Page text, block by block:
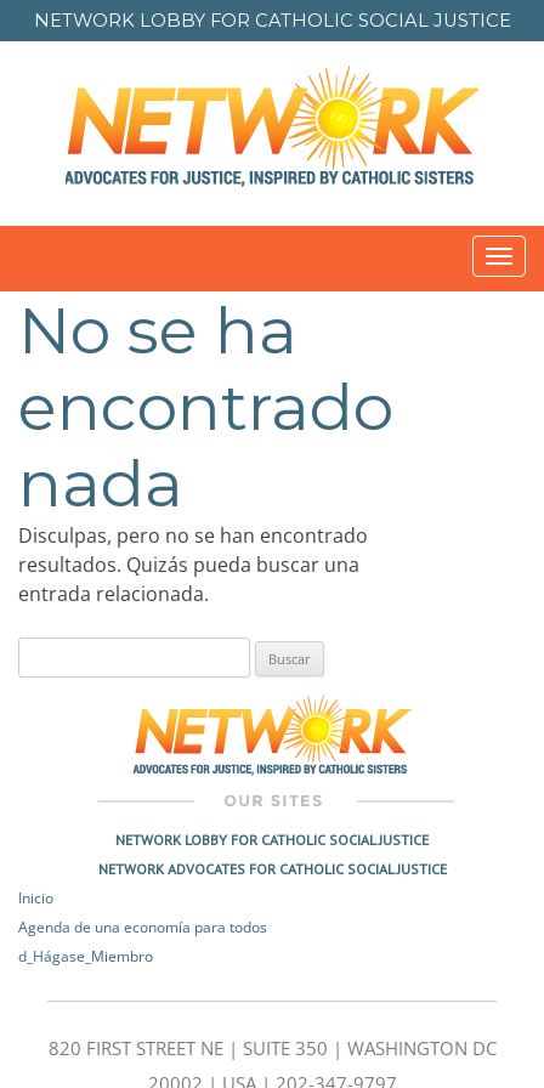
NETWORK LOBBY FOR CATHOLIC SOCIAL JUSTICE
No se ha
encontrado
nada
Disculpas, pero no se han encontrado
resultados. Quizás pueda buscar una
entrada relacionada.
NETWORK LOBBY FOR CATHOLIC SOCIAL JUSTICE
NETWORK ADVOCATES FOR CATHOLIC SOCIAL JUSTICE
Inicio
Agenda de una economía para todos
d_Hágase_Miembro
820 FIRST STREET NE | SUITE 350 | WASHINGTON DC
20002 | USA | 202-347-9797